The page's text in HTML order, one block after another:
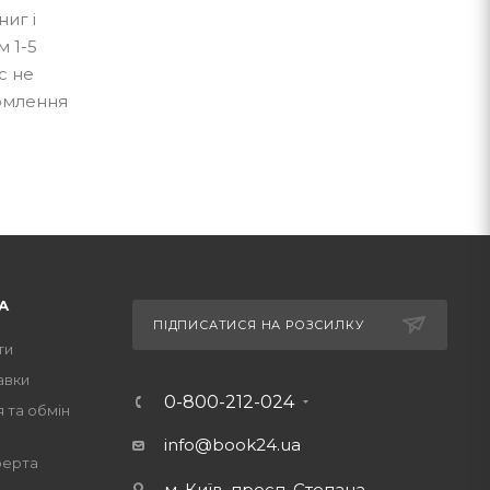
і
1-5
не
обмін
ПІДПИСАТИСЯ НА РОЗСИЛКУ
0-800-212-024
info@book24.ua